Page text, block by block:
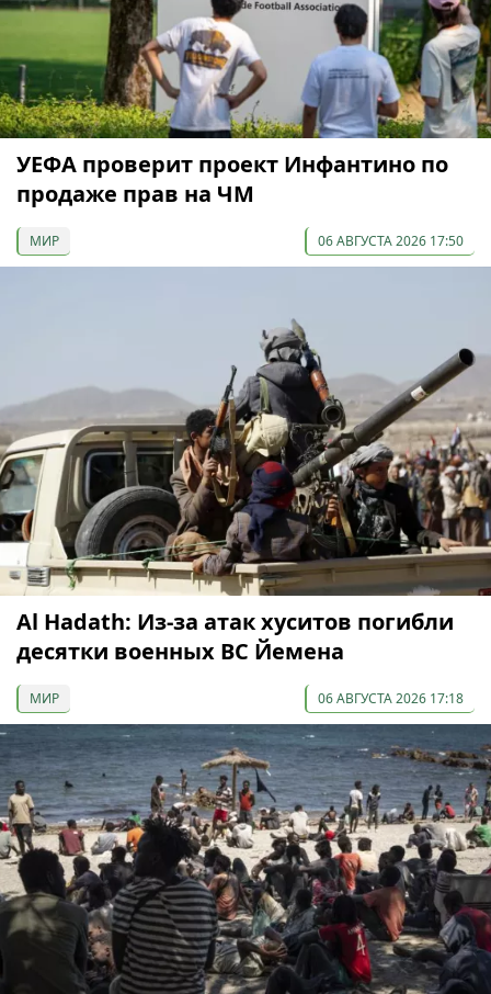
УЕФА проверит проект Инфантино по
продаже прав на ЧМ
МИР 06 АВГУСТА 2026 17:50
Al Hadath: Из-за атак хуситов погибли
десятки военных ВС Йемена
МИР 06 АВГУСТА 2026 17:18